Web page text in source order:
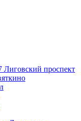
Лиговский проспект